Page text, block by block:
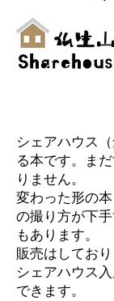
シェアハウス
る本です。ま
りません。
変わった形の
の撮り方が下
もあります。
販売はしており
シェアハウス
できます。